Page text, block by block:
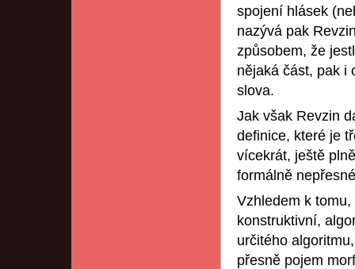
spojení hlásek
nazývá pak
způsobem, že
nějaká část, pak i
slova.
Jak však Revzin
definice, které je
vícekrát, ještě
formálně
Vzhledem k
konstruktivní,
určitého
přesně pojem